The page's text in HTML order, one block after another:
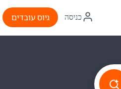
איקון
התחברות
כניסה גיוס עובדים